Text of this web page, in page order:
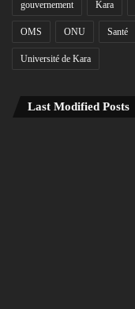
gouvernement Kara
OMS ONU Santé
Université de Kara
Last Modified Posts